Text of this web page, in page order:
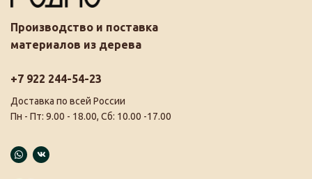
Производство и поставка
материалов из дерева
+7 922 244-54-23
Доставка по всей России
Пн - Пт: 9.00 - 18.00, Сб: 10.00 -17.00